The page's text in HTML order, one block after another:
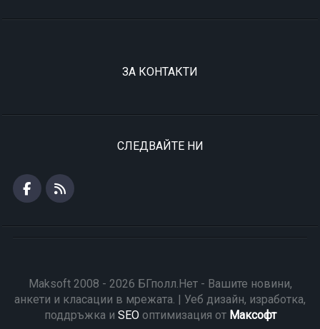
ЗА КОНТАКТИ
СЛЕДВАЙТЕ НИ
Maksoft 2008 - 2026 БГполл.Нет - Вашите новини,
анкети и класации в мрежата. | Уеб дизайн, изработка,
поддръжка и SEOоптимизация от Максофт